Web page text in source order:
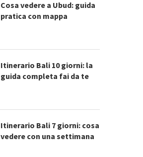
Cosa vedere a Ubud: guida
pratica con mappa
Itinerario Bali 10 giorni: la
guida completa fai da te
Itinerario Bali 7 giorni: cosa
vedere con una settimana